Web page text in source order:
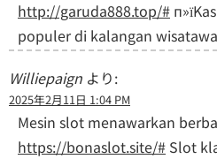
http://garuda888.top/#
populer di kalangan
Williepaign より:
2025年2月11日 1:04 PM
Mesin slot menawarkan
https://bonaslot.site/# Slot